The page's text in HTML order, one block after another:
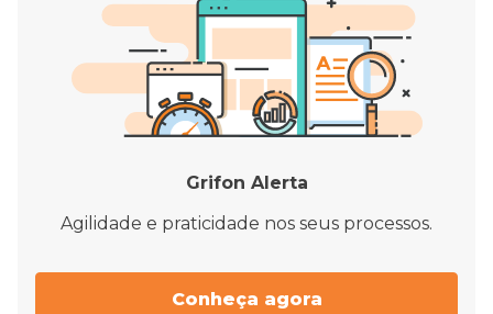
Grifon Alerta
Agilidade e praticidade nos seus processos.
Conheça agora